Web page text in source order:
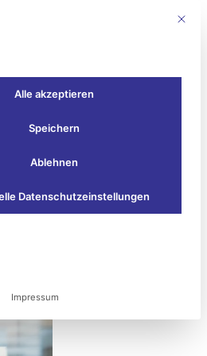
Mit
und kann nicht
Alle akzeptieren
Speichern
Ablehnen
Datenschutzeinstellungen
Impressum